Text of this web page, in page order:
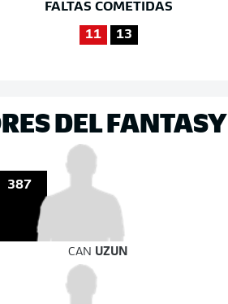
FALTAS COMETIDAS
11 13
DEL FANTASY
387
CAN UZUN